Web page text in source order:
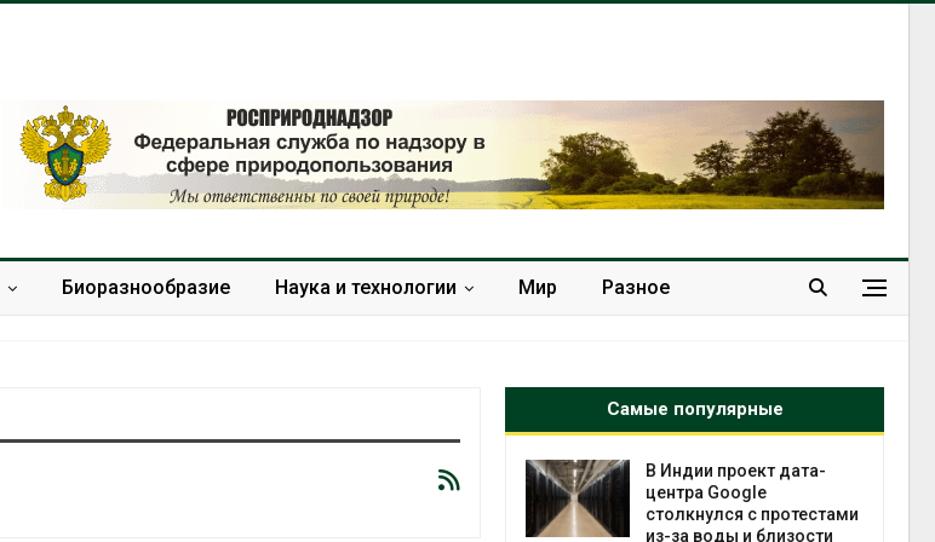
Биоразнообразие Наука и технологии Мир Разное
Самые популярные
Южная Корея ускорит
развитие солнечной
В Индии проект дата-
центра Google
столкнулся с протестами
из-за воды и близости